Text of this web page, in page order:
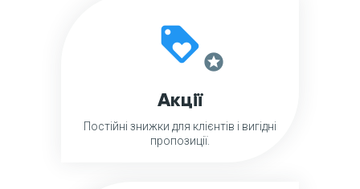
loyalty stars
Акції
Постійні знижки для клієнтів і вигідні
пропозиції.